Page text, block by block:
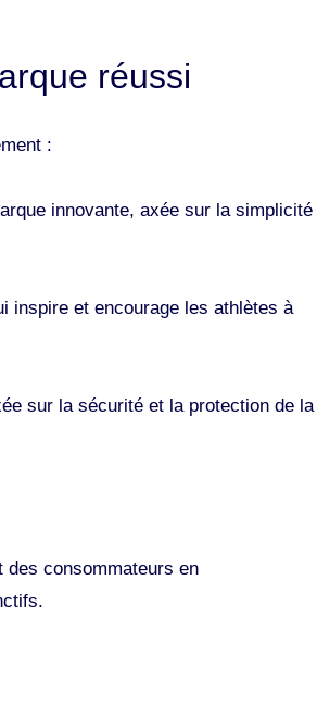
réussi
:
innovante, axée sur la simplicité
inspire et encourage les athlètes à
sur la sécurité et la protection de la
des consommateurs en